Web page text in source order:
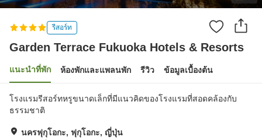
รีสอร์ท
Garden Terrace Fukuoka Hotels & Resorts
แนะนำที่พัก ห้องพักและแพลนพัก รีวิว ข้อมูลเบื้องต้น
โรงแรมรีสอร์ทหรูขนาดเล็กที่มีแนวคิดของโรงแรมที่สอดคล้องกับ
ธรรมชาติ
นครฟุกุโอกะ, ฟุกุโอกะ, ญี่ปุ่น